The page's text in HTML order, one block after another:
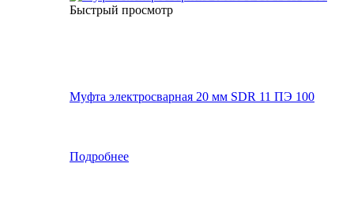
Быстрый просмотр
Муфта электросварная 20 мм SDR 11 ПЭ 100
Подробнее